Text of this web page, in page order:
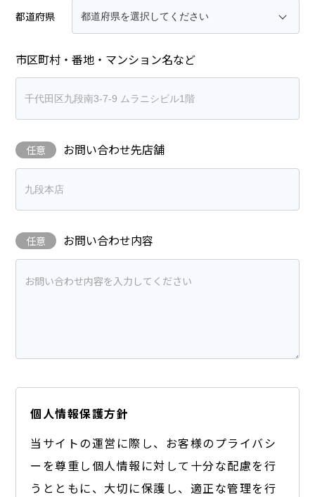
都道府県
市区町村・番地・マンション名など
任意 お問い合わせ先店舗
任意 お問い合わせ内容
個人情報保護方針
当サイトの運営に際し、お客様のプライバシ
ーを尊重し個人情報に対して十分な配慮を行
うとともに、大切に保護し、適正な管理を行